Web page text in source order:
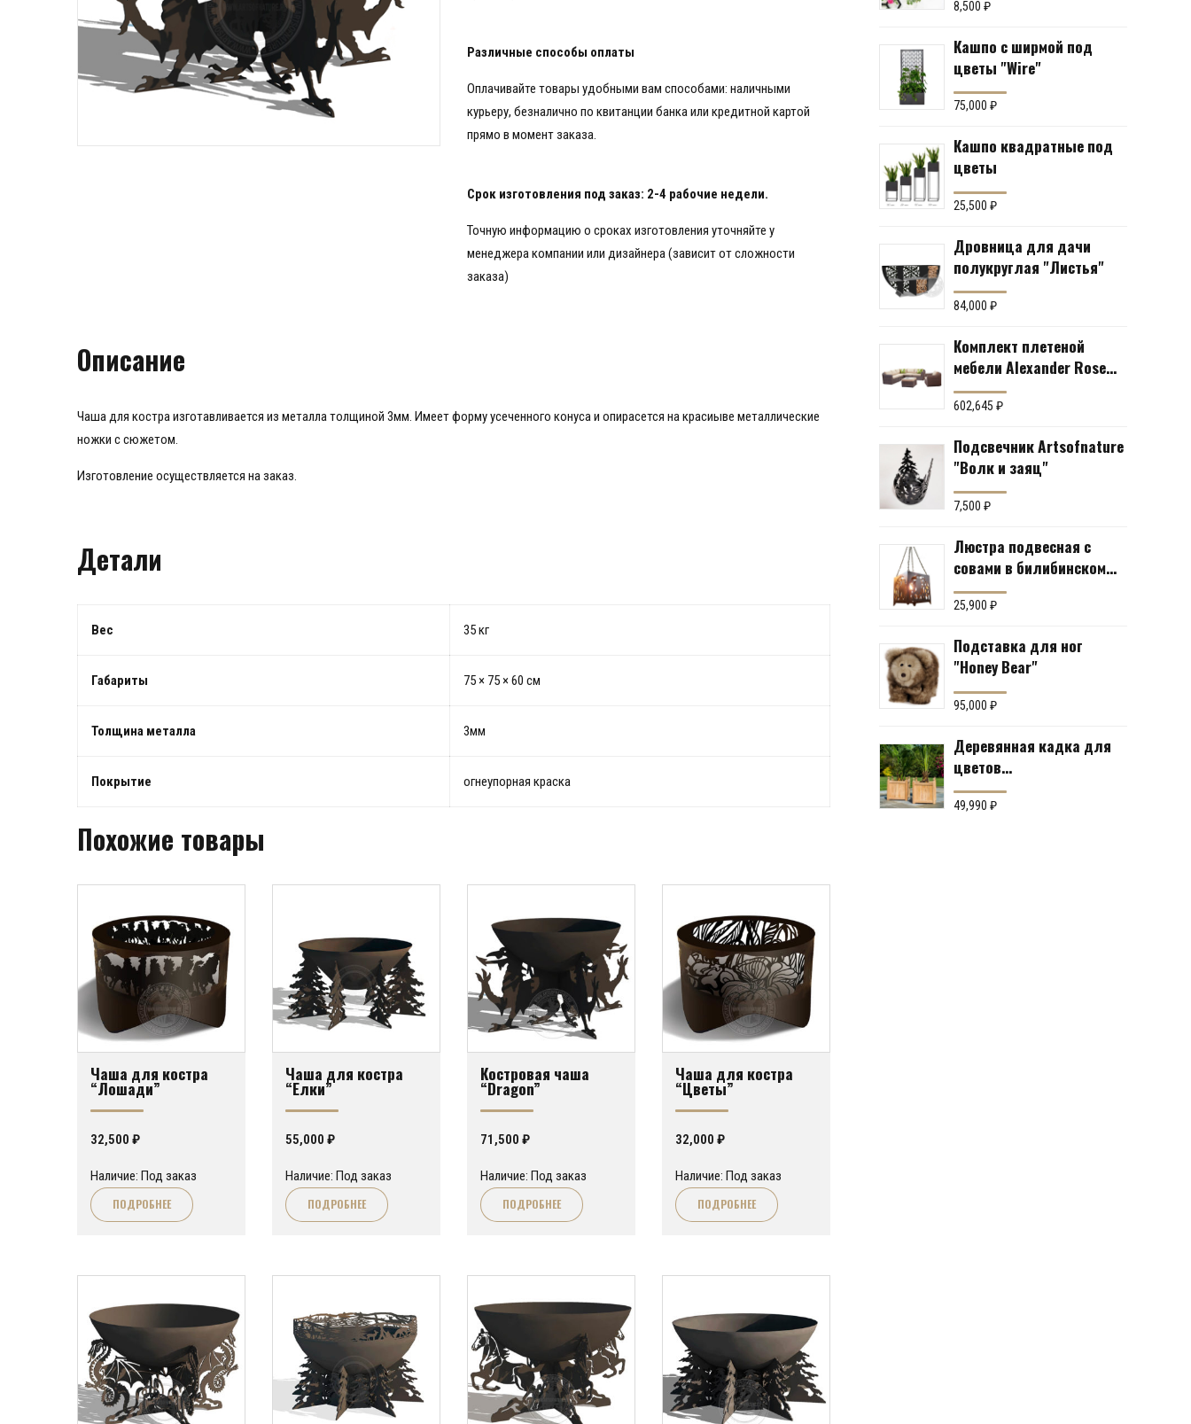
Различные способы оплаты
Оплачивайте товары удобными вам способами: наличными
курьеру, безналично по квитанции банка или кредитной картой
прямо в момент заказа.
Срок изготовления под заказ: 2-4 рабочие недели.
Точную информацию о сроках изготовления уточняйте у
менеджера компании или дизайнера (зависит от сложности
заказа)
Описание
Чаша для костра изготавливается из металла толщиной 3мм. Имеет форму усеченного конуса и опирасется на красиыве металлические
ножки с сюжетом.
Изготовление осуществляется на заказ.
Детали
Вес 35 кг
Габариты 75 × 75 × 60 см
Толщина металла 3мм
Покрытие огнеупорная краска
Похожие товары
Чаша для костра
“Лошади”
32,500 ₽
Наличие: Под заказ
ПОДРОБНЕЕ
Чаша для костра
“Елки”
55,000 ₽
Наличие: Под заказ
ПОДРОБНЕЕ
Костровая чаша
“Dragon”
71,500 ₽
Наличие: Под заказ
ПОДРОБНЕЕ
Чаша для костра
“Цветы”
32,000 ₽
Наличие: Под заказ
ПОДРОБНЕЕ
Соты"
8,500 ₽
Кашпо с ширмой под
цветы "Wire"
75,000 ₽
Кашпо квадратные под
цветы
25,500 ₽
Дровница для дачи
полукруглая "Листья"
84,000 ₽
Комплект плетеной
мебели Alexander Rose
№43 (мебельная группа
для гостиной или
602,645 ₽
Подсвечник Artsofnature
"Волк и заяц"
7,500 ₽
Люстра подвесная с
совами в билибинском
стиле
25,900 ₽
Подставка для ног
"Honey Bear"
95,000 ₽
Деревянная кадка для
цветов
«Южноамериканский
тик» Производство:
49,990 ₽